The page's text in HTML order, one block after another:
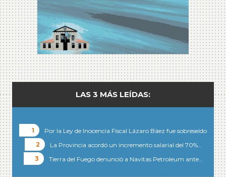
LAS 3 MÁS LEÍDAS:
Por la Ley de Inocencia Fiscal Lázaro Báez fue sobreseído
La Provincia acordó un incremento salarial del 70%…
Tierra del Fuego denunció a Navitas Petroleum ante…